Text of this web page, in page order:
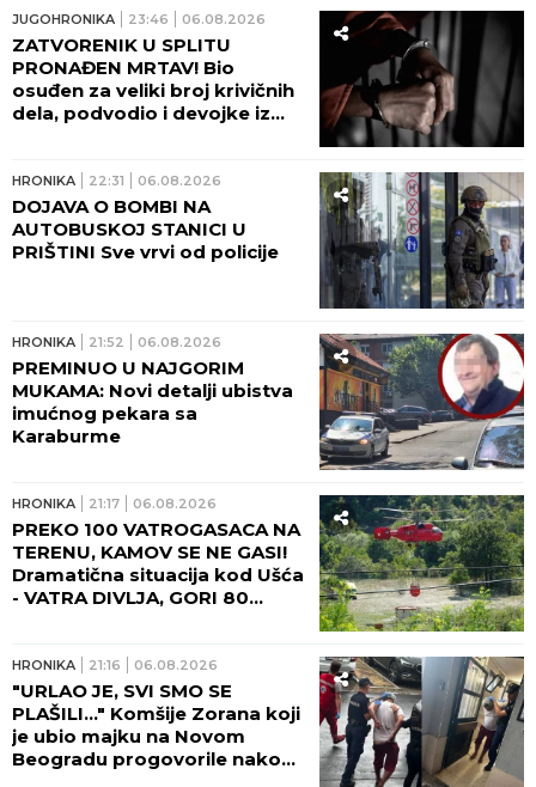
JUGOHRONIKA 23:46 06.08.2026
ZATVORENIK U SPLITU
PRONAĐEN MRTAV! Bio
osuđen za veliki broj krivičnih
dela, podvodio i devojke iz
HRONIKA 22:31 06.08.2026
DOJAVA O BOMBI NA
AUTOBUSKOJ STANICI U
PRIŠTINI Sve vrvi od policije
HRONIKA 21:52 06.08.2026
PREMINUO U NAJGORIM
MUKAMA: Novi detalji ubistva
imućnog pekara sa
Karaburme
HRONIKA 21:17 06.08.2026
PREKO 100 VATROGASACA NA
TERENU, KAMOV SE NE GASI!
Dramatična situacija kod Ušća
- VATRA DIVLJA, GORI 80
HRONIKA 21:16 06.08.2026
"URLAO JE, SVI SMO SE
PLAŠILI..." Komšije Zorana koji
je ubio majku na Novom
Beogradu progovorile nakon